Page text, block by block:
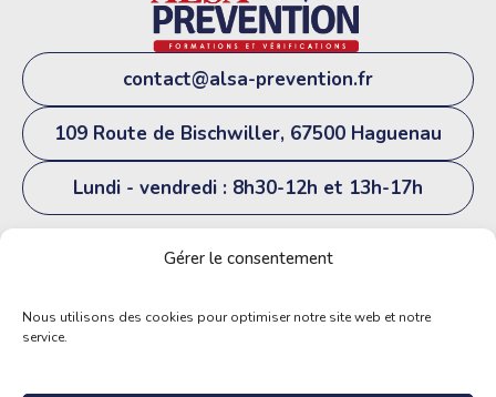
Gérer le consentement
Nous utilisons des cookies pour optimiser notre site web et notre
service.
contact@alsa-prevention.fr
109 Route de Bischwiller, 67500 Haguenau
Lundi - vendredi : 8h30-12h et 13h-17h
06 74 13 54 20